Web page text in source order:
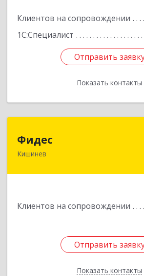
Клиентов на сопровождении
1С:Специалист
Отправить
Показать контакты
Отправить
Назад
Фидес
Кишинев
Клиентов на сопровождении
Отправить
Показать контакты
МОЛДОВА, РЕСПУБЛИКА , MD-
Отправить
Назад